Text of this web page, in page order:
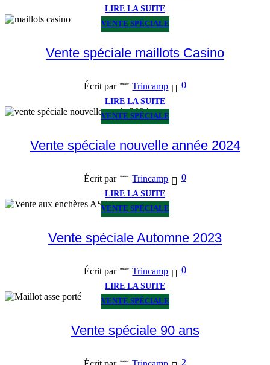
LIRE LA SUITE
VENTE SPÉCIALE
Vente spéciale maillots Casino
Écrit par Trincamp 0
LIRE LA SUITE
VENTE SPÉCIALE
Vente spéciale nouvelle année 2024
Écrit par Trincamp 0
LIRE LA SUITE
VENTE SPÉCIALE
Vente spéciale Automne 2023
Écrit par Trincamp 0
LIRE LA SUITE
VENTE SPÉCIALE
Vente spéciale 90 ans
2